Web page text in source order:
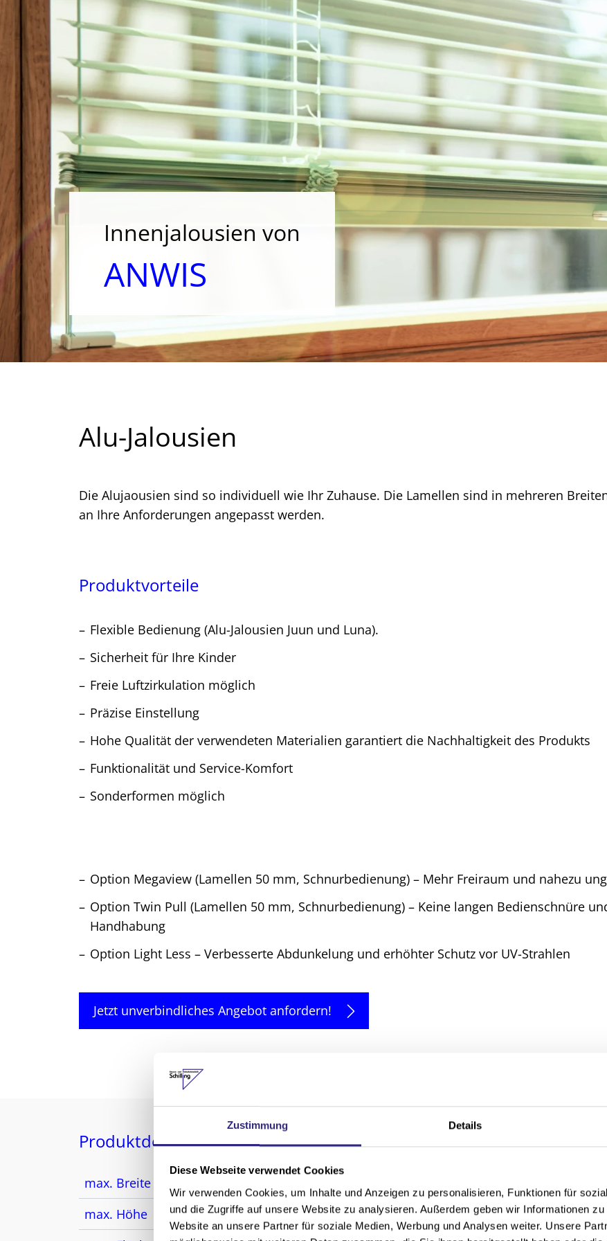
Zustimmung Details
Diese Webseite verwendet Cookies
Wir verwenden Cookies, um Inhalte und Anzeigen zu personalisieren, Funktionen für
und die Zugriffe auf unsere Website zu analysieren. Außerdem geben wir Informationen
Website an unsere Partner für soziale Medien, Werbung und Analysen weiter. Unsere
Innenjalousien von
ANWIS
Alu-Jalousien
Die Alujaousien sind so individuell wie Ihr Zuhause. Die Lamellen sind in mehreren
an Ihre Anforderungen angepasst werden.
Produktvorteile
Flexible Bedienung (Alu-Jalousien Juun und Luna).
Sicherheit für Ihre Kinder
Freie Luftzirkulation möglich
Präzise Einstellung
Hohe Qualität der verwendeten Materialien garantiert die Nachhaltigkeit des Produkts
Funktionalität und Service-Komfort
Sonderformen möglich
Option Megaview (Lamellen 50 mm, Schnurbedienung) – Mehr Freiraum und nahezu
Option Twin Pull (Lamellen 50 mm, Schnurbedienung) – Keine langen Bedienschnüre
Handhabung
Option Light Less – Verbesserte Abdunkelung und erhöhter Schutz vor UV-Strahlen
Jetzt unverbindliches Angebot anfordern!
Produktdetails
max. Breite
max. Höhe
4000 mm